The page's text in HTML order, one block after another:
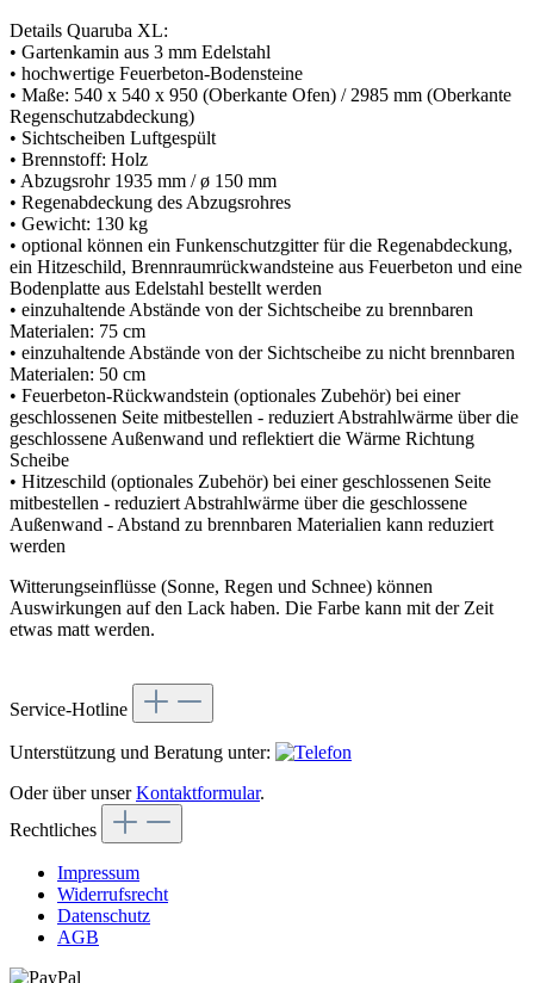
Details Quaruba XL:
• Gartenkamin aus 3 mm Edelstahl
• hochwertige Feuerbeton-Bodensteine
• Maße: 540 x 540 x 950 (Oberkante Ofen) / 2985 mm (Oberkante
Regenschutzabdeckung)
• Sichtscheiben Luftgespült
• Brennstoff: Holz
• Abzugsrohr 1935 mm / ø 150 mm
• Regenabdeckung des Abzugsrohres
• Gewicht: 130 kg
• optional können ein Funkenschutzgitter für die Regenabdeckung,
ein Hitzeschild, Brennraumrückwandsteine aus Feuerbeton und eine
Bodenplatte aus Edelstahl bestellt werden
• einzuhaltende Abstände von der Sichtscheibe zu brennbaren
Materialen: 75 cm
• einzuhaltende Abstände von der Sichtscheibe zu nicht brennbaren
Materialen: 50 cm
• Feuerbeton-Rückwandstein (optionales Zubehör) bei einer
geschlossenen Seite mitbestellen - reduziert Abstrahlwärme über die
geschlossene Außenwand und reflektiert die Wärme Richtung
Scheibe
• Hitzeschild (optionales Zubehör) bei einer geschlossenen Seite
mitbestellen - reduziert Abstrahlwärme über die geschlossene
Außenwand - Abstand zu brennbaren Materialien kann reduziert
werden
Witterungseinflüsse (Sonne, Regen und Schnee) können
Auswirkungen auf den Lack haben. Die Farbe kann mit der Zeit
etwas matt werden.
Service-Hotline
Unterstützung und Beratung unter:
Oder über unserKontaktformular.
Rechtliches
Impressum
Widerrufsrecht
Datenschutz
AGB